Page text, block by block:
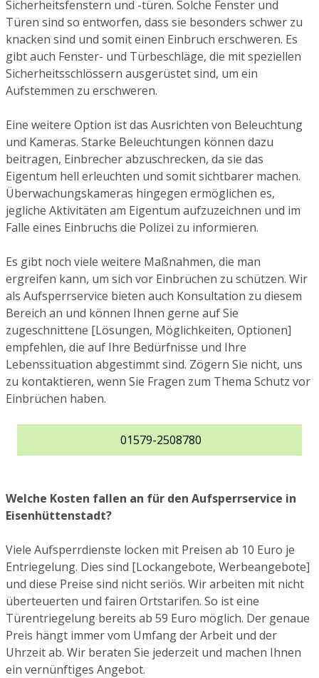
Sicherheitsfenstern und -türen. Solche Fenster und
Türen sind so entworfen, dass sie besonders schwer zu
knacken sind und somit einen Einbruch erschweren. Es
gibt auch Fenster- und Türbeschläge, die mit speziellen
Sicherheitsschlössern ausgerüstet sind, um ein
Aufstemmen zu erschweren.
Eine weitere Option ist das Ausrichten von Beleuchtung
und Kameras. Starke Beleuchtungen können dazu
beitragen, Einbrecher abzuschrecken, da sie das
Eigentum hell erleuchten und somit sichtbarer machen.
Überwachungskameras hingegen ermöglichen es,
jegliche Aktivitäten am Eigentum aufzuzeichnen und im
Falle eines Einbruchs die Polizei zu informieren.
Es gibt noch viele weitere Maßnahmen, die man
ergreifen kann, um sich vor Einbrüchen zu schützen. Wir
als Aufsperrservice bieten auch Konsultation zu diesem
Bereich an und können Ihnen gerne auf Sie
zugeschnittene [Lösungen, Möglichkeiten, Optionen]
empfehlen, die auf Ihre Bedürfnisse und Ihre
Lebenssituation abgestimmt sind. Zögern Sie nicht, uns
zu kontaktieren, wenn Sie Fragen zum Thema Schutz vor
Einbrüchen haben.
01579-2508780
Welche Kosten fallen an für den Aufsperrservice in
Eisenhüttenstadt?
Viele Aufsperrdienste locken mit Preisen ab 10 Euro je
Entriegelung. Dies sind [Lockangebote, Werbeangebote]
und diese Preise sind nicht seriös. Wir arbeiten mit nicht
überteuerten und fairen Ortstarifen. So ist eine
Türentriegelung bereits ab 59 Euro möglich. Der genaue
Preis hängt immer vom Umfang der Arbeit und der
Uhrzeit ab. Wir beraten Sie jederzeit und machen Ihnen
ein vernünftiges Angebot.